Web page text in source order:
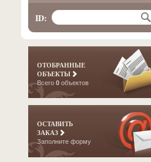
ID:
ОТОБРАННЫЕ
ОБЪЕКТЫ
Всего 0 объектов
ОСТАВИТЬ
ЗАКАЗ
Заполните форму